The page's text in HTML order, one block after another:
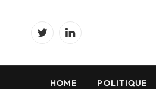
TwitterLinkedIn
HOME POLITIQUE